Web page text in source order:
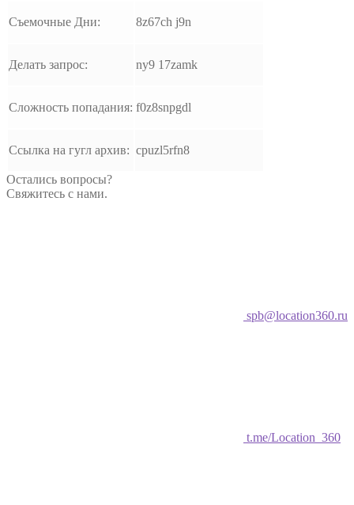
Съемочные Дни: 8z67ch j9n
Делать запрос: ny9 17zamk
Сложность попадания: f0z8snpgdl
Ссылка на гугл архив: cpuzl5rfn8
Остались вопросы?
Свяжитесь с нами.
spb@location360.ru
t.me/Location_360